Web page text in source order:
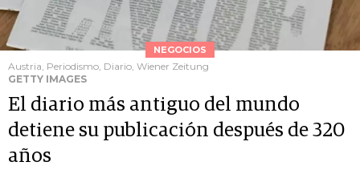
NEGOCIOS
Austria, Periodismo, Diario, Wiener Zeitung
GETTY IMAGES
El diario más antiguo del mundo
detiene su publicación después de 320
años